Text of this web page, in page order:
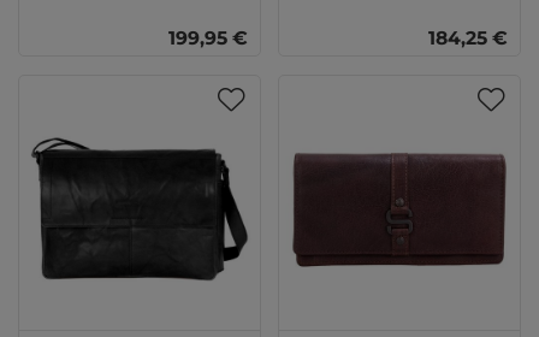
199,95 € 184,25 €